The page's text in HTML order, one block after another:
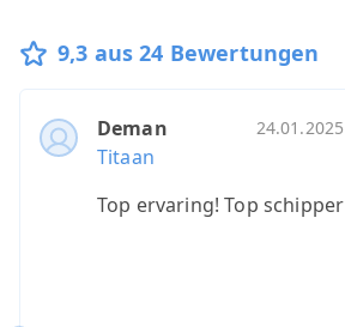
9,3 aus 24 Bewertungen
Deman 24.01.2025
Titaan
Top ervaring! Top schipper